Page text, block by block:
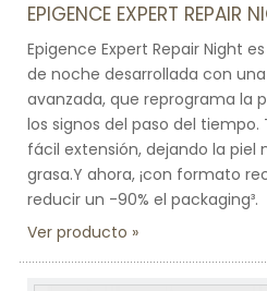
EPIGENCE EXPERT REPAIR
Epigence Expert Repair Night
de noche desarrollada con
avanzada, que reprograma la
los signos del paso del
fácil extensión, dejando la piel
grasa.Y ahora, ¡con formato
reducir un -90% el packaging³.
Ver producto